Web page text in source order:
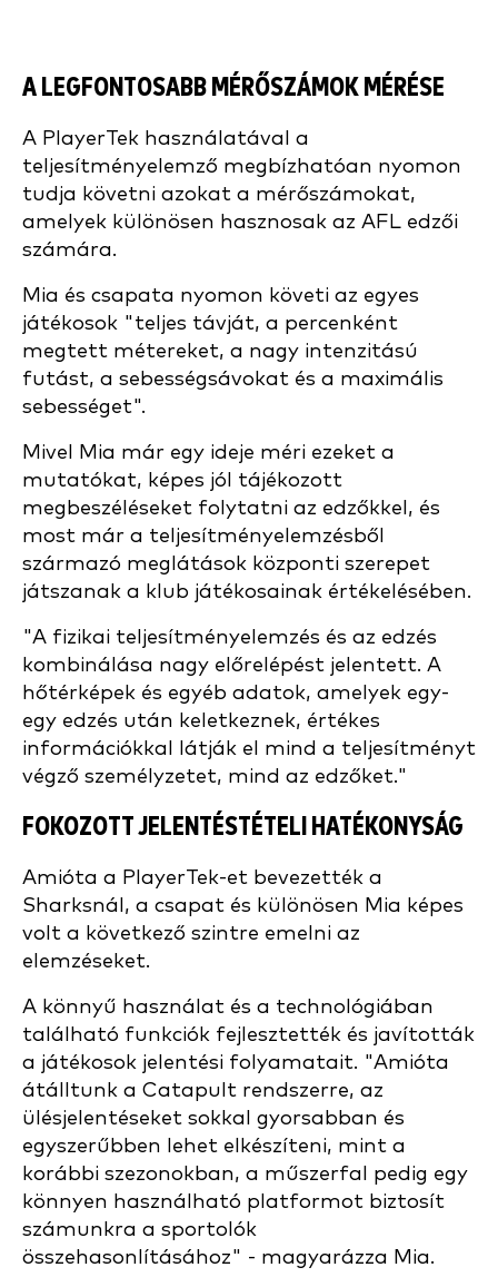
A LEGFONTOSABB MÉRŐSZÁMOK MÉRÉSE
A PlayerTek használatával a
teljesítményelemző megbízhatóan nyomon
tudja követni azokat a mérőszámokat,
amelyek különösen hasznosak az AFL edzői
számára.
Mia és csapata nyomon követi az egyes
játékosok "teljes távját, a percenként
megtett métereket, a nagy intenzitású
futást, a sebességsávokat és a maximális
sebességet".
Mivel Mia már egy ideje méri ezeket a
mutatókat, képes jól tájékozott
megbeszéléseket folytatni az edzőkkel, és
most már a teljesítményelemzésből
származó meglátások központi szerepet
játszanak a klub játékosainak értékelésében.
"A fizikai teljesítményelemzés és az edzés
kombinálása nagy előrelépést jelentett. A
hőtérképek és egyéb adatok, amelyek egy-
egy edzés után keletkeznek, értékes
információkkal látják el mind a teljesítményt
végző személyzetet, mind az edzőket."
FOKOZOTT JELENTÉSTÉTELI HATÉKONYSÁG
Amióta a PlayerTek-et bevezették a
Sharksnál, a csapat és különösen Mia képes
volt a következő szintre emelni az
elemzéseket.
A könnyű használat és a technológiában
található funkciók fejlesztették és javították
a játékosok jelentési folyamatait. "Amióta
átálltunk a Catapult rendszerre, az
ülésjelentéseket sokkal gyorsabban és
egyszerűbben lehet elkészíteni, mint a
korábbi szezonokban, a műszerfal pedig egy
könnyen használható platformot biztosít
számunkra a sportolók
összehasonlításához" - magyarázza Mia.